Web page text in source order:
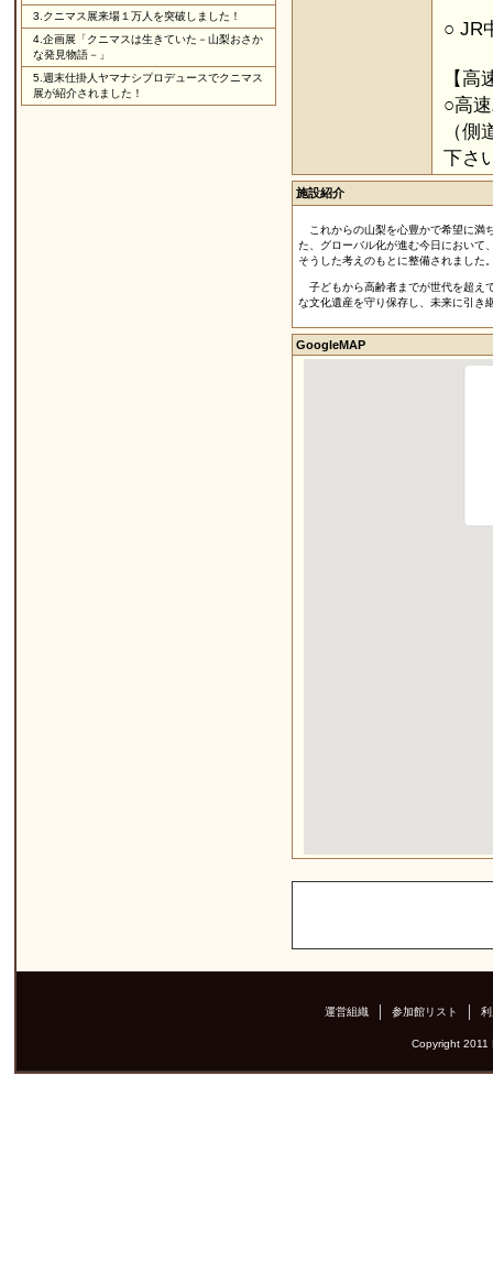
3. クニマス展来場１万人を突破しました！
4. 企画展「クニマスは生きていた－山梨おさか
な発見物語－」
5. 週末仕掛人ヤマナシプロデュースでクニマス
展が紹介されました！
○ JR
【
○高
（
下さ
施設紹介
これからの山梨を心豊かで希望に満
た、グローバル化が進む今日において
そうした考えのもとに整備されました
子どもから高齢者までが世代を超え
な文化遺産を守り保存し、未来に引き
GoogleMAP
運営組織 参加館リスト
Copyright 2011